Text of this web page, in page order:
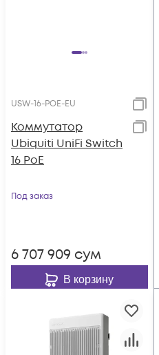
USW-16-POE-EU
Коммутатор
Ubiquiti UniFi Switch
16 PoE
Под заказ
6 707 909 сум
В корзину